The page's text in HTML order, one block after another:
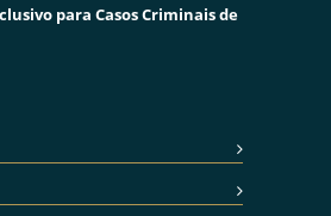
para Casos Criminais de